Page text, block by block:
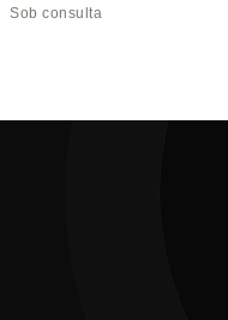
Sob consulta